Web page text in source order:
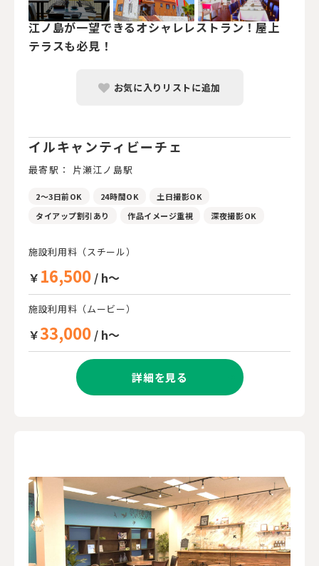
江ノ島が一望できるオシャレレストラン！屋上
テラスも必見！
お気に入りリストに追加
イルキャンティビーチェ
最寄駅： 片瀬江ノ島駅
2～3日前OK 24時間OK
土日撮影OK
タイアップ割引あり
作品イメージ重視 深夜撮影OK
施設利用料（スチール）
￥ 16,500 / h～
施設利用料（ムービー）
￥33,000 / h～
詳細を見る